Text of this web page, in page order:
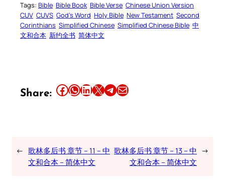
Tags: Bible Bible Book Bible Verse Chinese Union Version
CUV CUVS God’s Word Holy Bible New Testament Second
Corinthians Simplified Chinese Simplified Chinese Bible 中
文和合本 新约全书 简体中文
Share: Share this article on Facebook Share this article on WhatsApp Share this article on LinkedIn Share this article on X Share this article on TelegramEmail this Article
← 歌林多后书 章节 – 11 – 中
文和合本 – 简体中文
歌林多后书 章节 – 13 – 中
文和合本 – 简体中文
→